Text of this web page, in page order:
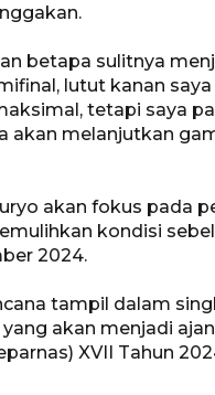
betapa sulitnya
lutut kanan
tetapi saya
akan melanjutkan
akan fokus pada
kondisi
2024.
tampil dalam
akan menjadi
XVII Tahun